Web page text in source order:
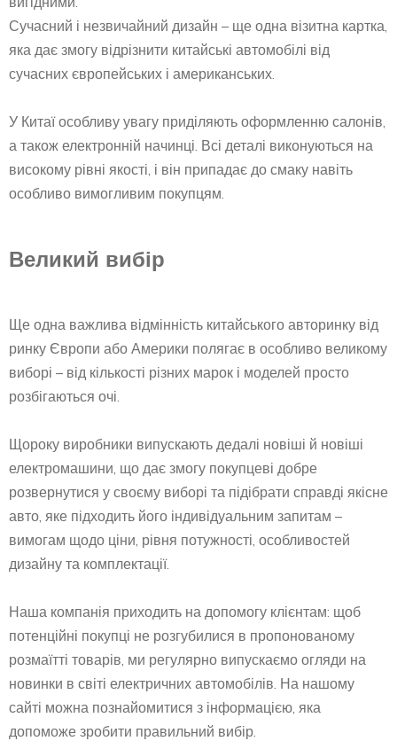
Сучасний і незвичайний дизайн – ще одна візитна картка,
яка дає змогу відрізнити китайські автомобілі від
сучасних європейських і американських.
У Китаї особливу увагу приділяють оформленню салонів,
а також електронній начинці. Всі деталі виконуються на
високому рівні якості, і він припадає до смаку навіть
особливо вимогливим покупцям.
Великий вибір
Ще одна важлива відмінність китайського авторинку від
ринку Європи або Америки полягає в особливо великому
виборі – від кількості різних марок і моделей просто
розбігаються очі.
Щороку виробники випускають дедалі новіші й новіші
електромашини, що дає змогу покупцеві добре
розвернутися у своєму виборі та підібрати справді якісне
авто, яке підходить його індивідуальним запитам –
вимогам щодо ціни, рівня потужності, особливостей
дизайну та комплектації.
Наша компанія приходить на допомогу клієнтам: щоб
потенційні покупці не розгубилися в пропонованому
розмаїтті товарів, ми регулярно випускаємо огляди на
новинки в світі електричних автомобілів. На нашому
сайті можна познайомитися з інформацією, яка
допоможе зробити правильний вибір.